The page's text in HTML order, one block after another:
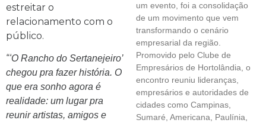
estreitar o
relacionamento com o
público.
“‘O Rancho do Sertanejeiro’
chegou pra fazer história. O
que era sonho agora é
realidade: um lugar pra
reunir artistas, amigos e
um evento, foi a consolidação
de um movimento que vem
transformando o cenário
empresarial da região.
Promovido pelo Clube de
Empresários de Hortolândia, o
encontro reuniu lideranças,
empresários e autoridades de
cidades como Campinas,
Sumaré, Americana, Paulínia,